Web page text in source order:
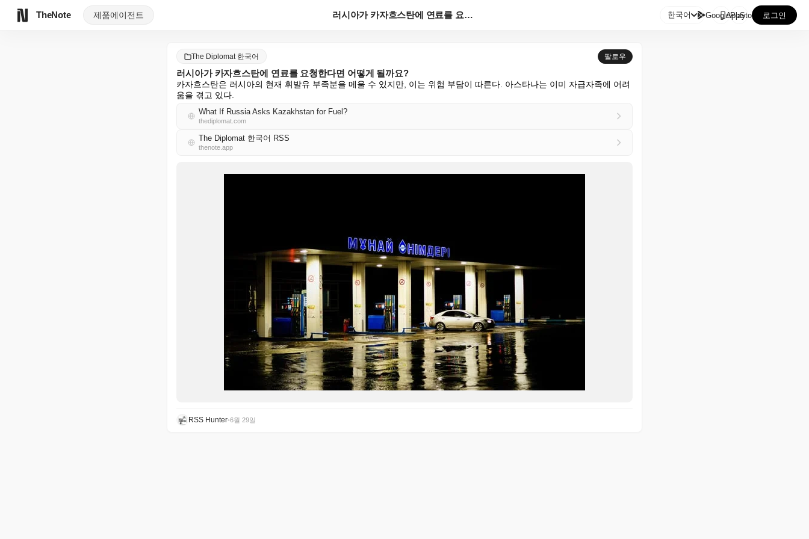
TheNote 제품에이전트 러시아가 카자흐스탄에 연료를 요청한다면 어떻게 될까요? 한국어 GooglePlay
AppStore 로그인
The Diplomat 한국어 팔로우
러시아가 카자흐스탄에 연료를 요청한다면 어떻게 될까요?
카자흐스탄은 러시아의 현재 휘발유 부족분을 메울 수 있지만, 이는 위험 부담이 따른다. 아스타나는 이미 자급자족에 어려
움을 겪고 있다.
What If Russia Asks Kazakhstan for Fuel?
thediplomat.com
The Diplomat 한국어 RSS
thenote.app
RSS Hunter•6월 29일